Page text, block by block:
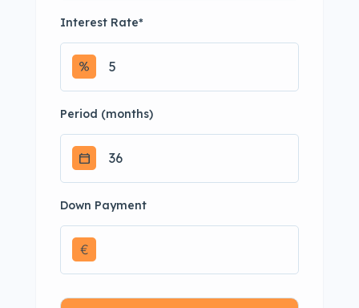
Interest Rate*
Period (months)
Down Payment
€